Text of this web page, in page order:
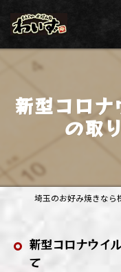
新型コロ
の取
新型コロナウイ
て